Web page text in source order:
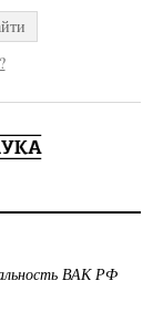
ВАК РФ